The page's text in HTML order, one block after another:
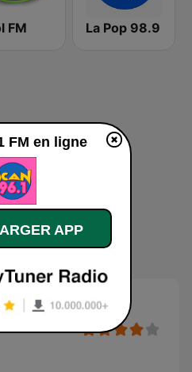
FM La Pop 98.9
FM en ligne
APP